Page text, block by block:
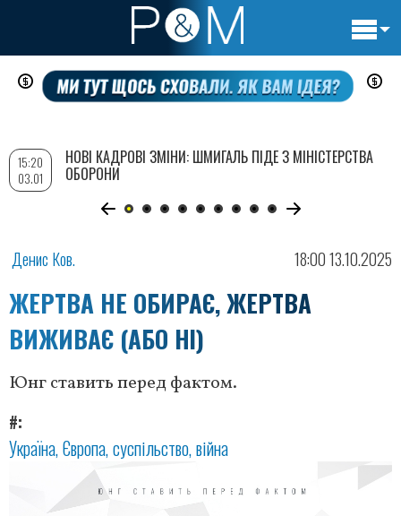
Перейти
до
вмісту
Денис Ков. 18:00 13.10.2025
ЖЕРТВА НЕ ОБИРАЄ, ЖЕРТВА
ВИЖИВАЄ (АБО НІ)
Юнг ставить перед фактом.
#
Україна Європа суспільство війна
15:20
03.01
НОВІ КАДРОВІ ЗМІНИ: ШМИГАЛЬ ПІДЕ З МІНІСТЕРСТВА
ОБОРОНИ